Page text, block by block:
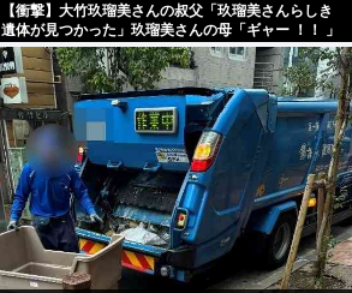
【衝撃】大竹玖瑠美さんの叔父「玖瑠美さんらしき
遺体が見つかった」玖瑠美さんの母「ギャー ！！ 」